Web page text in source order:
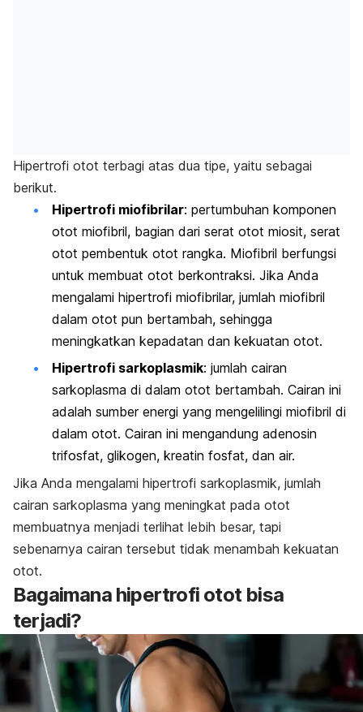
Hipertrofi otot terbagi atas dua tipe, yaitu sebagai
berikut.
Hipertrofi miofibrilar: pertumbuhan komponen
otot miofibril, bagian dari serat otot miosit, serat
otot pembentuk otot rangka. Miofibril berfungsi
untuk membuat otot berkontraksi. Jika Anda
mengalami hipertrofi miofibrilar, jumlah miofibril
dalam otot pun bertambah, sehingga
meningkatkan kepadatan dan kekuatan otot.
Hipertrofi sarkoplasmik: jumlah cairan
sarkoplasma di dalam otot bertambah. Cairan ini
adalah sumber energi yang mengelilingi miofibril di
dalam otot. Cairan ini mengandung adenosin
trifosfat, glikogen, kreatin fosfat, dan air.
Jika Anda mengalami hipertrofi sarkoplasmik, jumlah
cairan sarkoplasma yang meningkat pada otot
membuatnya menjadi terlihat lebih besar, tapi
sebenarnya cairan tersebut tidak menambah kekuatan
otot.
Bagaimana hipertrofi otot bisa
terjadi?